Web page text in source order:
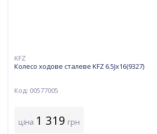
KFZ
Колесо ходове сталеве KFZ 6.5Jx16(9327)
Код: 00577005
ціна 1 319 грн